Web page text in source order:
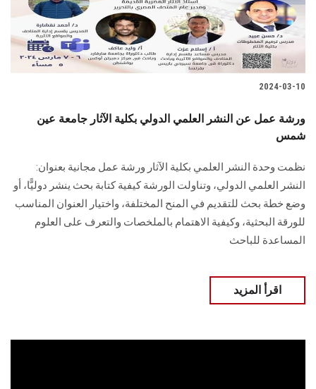
2024-03-10
ورشة عمل عن النشر العلمي الدولي بكلية الآثار جامعة عين
شمس
نظمت وحدة النشر العلمي بكلية الآثار ورشة عمل مجانية بعنوان:
‏النشر العلمي الدولي، وتناولت الورشة كيفية كتابة بحث ينشر دوليًّا، أو
وضع خطة بحث للتقديم في المنح المختلفة، ‏واختيار العنوان المناسب
للورقة البحثية، وكيفية الاهتمام بالملخصات والتعرف على العلوم
‏المساعدة للباحث
اقرأ المزيد